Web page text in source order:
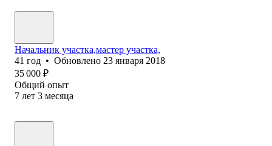
Начальник участка,мастер участка,
41 год • Обновлено 23 января 2018
35 000 ₽
Общий опыт
7 лет 3 месяца